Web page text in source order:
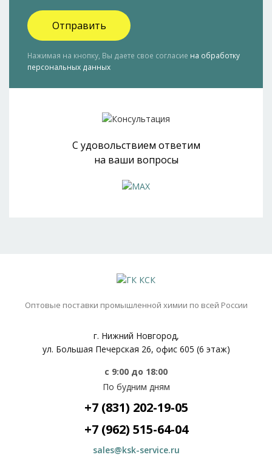
Отправить
Нажимая на кнопку, Вы даете свое согласие на обработку
персональных данных
С удовольствием ответим
на ваши вопросы
Оптовые поставки промышленной химии по всей России
г. Нижний Новгород,
ул. Большая Печерская 26, офис 605 (6 этаж)
с 9:00 до 18:00
По будним дням
+7 (831) 202-19-05
+7 (962) 515-64-04
sales@ksk-service.ru